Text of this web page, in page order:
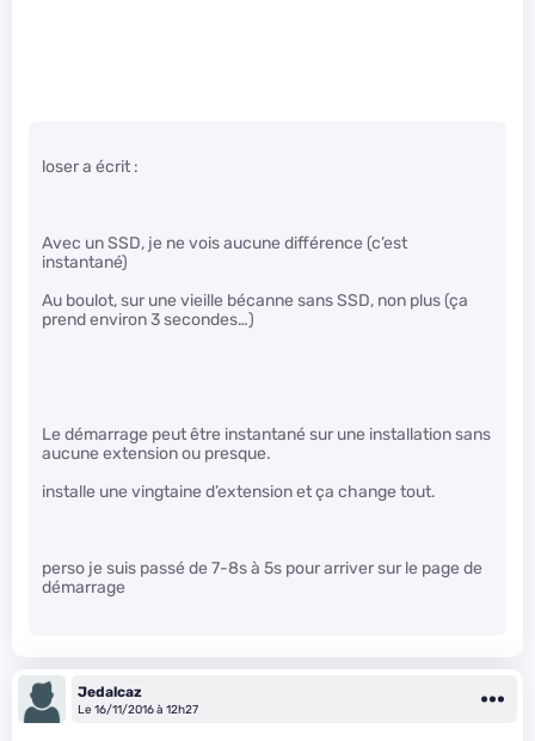
loser a écrit :
Avec un SSD, je ne vois aucune différence (c’est
instantané)
Au boulot, sur une vieille bécanne sans SSD, non plus (ça
prend environ 3 secondes…)
Le démarrage peut être instantané sur une installation sans
aucune extension ou presque.
installe une vingtaine d’extension et ça change tout.
perso je suis passé de 7-8s à 5s pour arriver sur le page de
démarrage
Jedalcaz
Le 16/11/2016 à 12h27